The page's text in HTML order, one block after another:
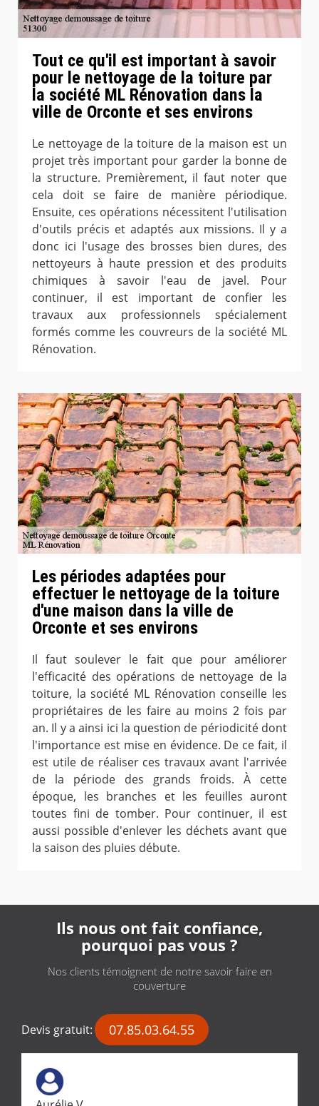
Tout ce qu'il est important à savoir
pour le nettoyage de la toiture par
la société ML Rénovation dans la
ville de Orconte et ses environs
Le nettoyage de la toiture de la maison est un
projet très important pour garder la bonne de
la structure. Premièrement, il faut noter que
cela doit se faire de manière périodique.
Ensuite, ces opérations nécessitent l'utilisation
d'outils précis et adaptés aux missions. Il y a
donc ici l'usage des brosses bien dures, des
nettoyeurs à haute pression et des produits
chimiques à savoir l'eau de javel. Pour
continuer, il est important de confier les
travaux aux professionnels spécialement
formés comme les couvreurs de la société ML
Rénovation.
Les périodes adaptées pour
effectuer le nettoyage de la toiture
d'une maison dans la ville de
Orconte et ses environs
Il faut soulever le fait que pour améliorer
l'efficacité des opérations de nettoyage de la
toiture, la société ML Rénovation conseille les
propriétaires de les faire au moins 2 fois par
an. Il y a ainsi ici la question de périodicité dont
l'importance est mise en évidence. De ce fait, il
est utile de réaliser ces travaux avant l'arrivée
de la période des grands froids. À cette
époque, les branches et les feuilles auront
toutes fini de tomber. Pour continuer, il est
aussi possible d'enlever les déchets avant que
la saison des pluies débute.
Ils nous ont fait confiance,
pourquoi pas vous ?
Nos clients témoignent de notre savoir faire en
couverture
Devis gratuit: 07.85.03.64.55